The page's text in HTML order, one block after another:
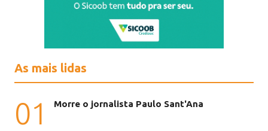
As mais lidas
01 Morre o jornalista Paulo Sant'Ana